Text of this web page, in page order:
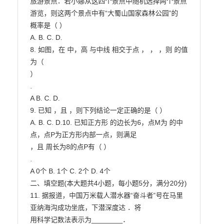
游览，则这两个景点中有“大蜀山国家森林公园”的
概率是（ ）
A. B. C. D.
8. 如图，在 中，高 与中线 相交于点 ， ， ，则 的值
为（
）
A B. C. D.
9. 已知 ，且 ，则下列结论一定正确的是（ ）
A. B. C. D.10. 已知正方形 的边长为6，点M为 的中
点，点P为正方形内部一点，则满足
，且 周长为8的点P有（ ）
A 0个 B. 1个 C. 2个 D. 4个
二、填空题(本大题共4小题，每小题5分，满分20分)
11. 据报道，中国万米载人潜水器“奋斗者”号在马里
亚纳海沟成功坐底，下潜深度达 ．将
用科学记数法表示为________．